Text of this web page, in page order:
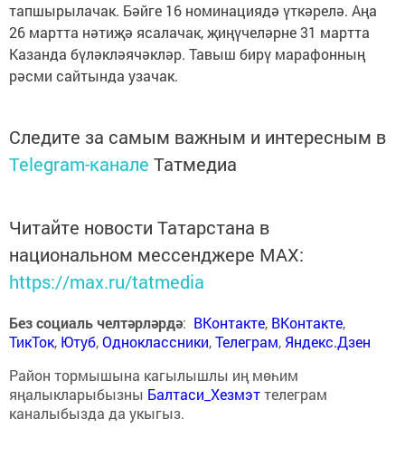
тапшырылачак. Бәйге 16 номинациядә үткәрелә. Аңа
26 мартта нәтиҗә ясалачак, җиңүчеләрне 31 мартта
Казанда бүләкләячәкләр. Тавыш бирү марафонның
рәсми сайтында узачак.
Следите за самым важным и интересным в
Telegram-канале Татмедиа
Читайте новости Татарстана в
национальном мессенджере MАХ:
https://max.ru/tatmedia
Без социаль челтәрләрдә: ВКонтакте, ВКонтакте,
ТикТок, Ютуб,Одноклассники,Телеграм, Яндекс.Дзен
Район тормышына кагылышлы иң мөһим
яңалыкларыбызны Балтаси_Хезмэттелеграм
каналыбызда да укыгыз.